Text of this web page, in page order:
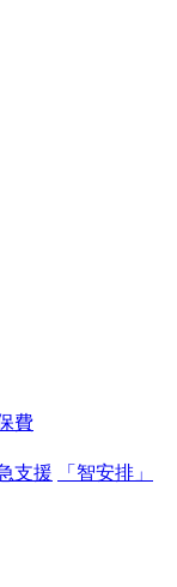
費
支援
「智安排」